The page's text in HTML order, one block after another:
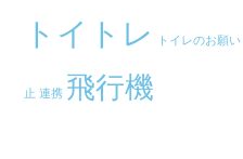
トイトレ トイレのお願い
止 連携 飛行機